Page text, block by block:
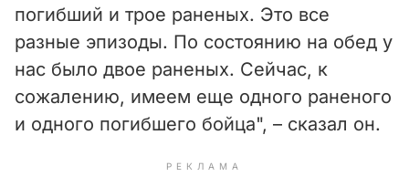
погибший и трое раненых. Это все
разные эпизоды. По состоянию на обед у
нас было двое раненых. Сейчас, к
сожалению, имеем еще одного раненого
и одного погибшего бойца", – сказал он.
РЕКЛАМА